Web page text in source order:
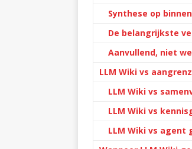
Synthese op
De belangrijkste
Aanvullend, niet
LLM Wiki vs
LLM Wiki vs
LLM Wiki vs
LLM Wiki vs agent